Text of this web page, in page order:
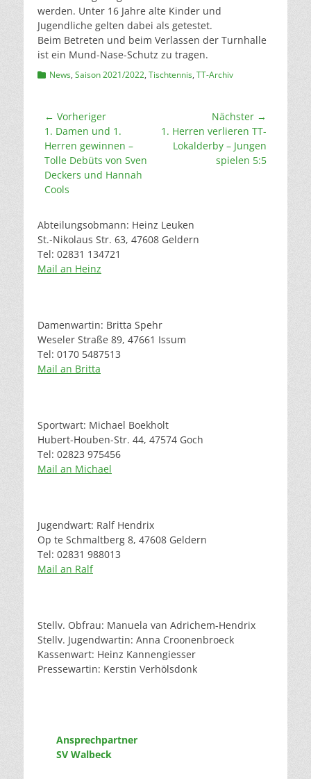
werden. Unter 16 Jahre alte Kinder und
Jugendliche gelten dabei als getestet.
Beim Betreten und beim Verlassen der Turnhalle
ist ein Mund-Nase-Schutz zu tragen.
Kategorien
News, Saison 2021/2022, Tischtennis, TT-Archiv
Beitragsnavigation
← Vorheriger
Vorheriger
Beitrag:
1. Damen und 1.
Herren gewinnen –
Tolle Debüts von Sven
Deckers und Hannah
Cools
Nächster →
Nächster
Beitrag:
1. Herren verlieren TT-
Lokalderby – Jungen
spielen 5:5
Abteilungsobmann: Heinz Leuken
St.-Nikolaus Str. 63, 47608 Geldern
Tel: 02831 134721
Mail an Heinz
Damenwartin: Britta Spehr
Weseler Straße 89, 47661 Issum
Tel: 0170 5487513
Mail an Britta
Sportwart: Michael Boekholt
Hubert-Houben-Str. 44, 47574 Goch
Tel: 02823 975456
Mail an Michael
Jugendwart: Ralf Hendrix
Op te Schmaltberg 8, 47608 Geldern
Tel: 02831 988013
Mail an Ralf
Stellv. Obfrau: Manuela van Adrichem-Hendrix
Stellv. Jugendwartin: Anna Croonenbroeck
Kassenwart: Heinz Kannengiesser
Pressewartin: Kerstin Verhölsdonk
Ansprechpartner
SV Walbeck